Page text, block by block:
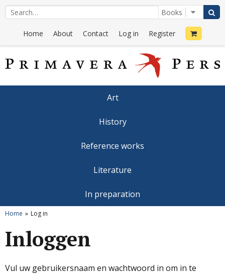
Home About Contact Log in Register
Art
History
Reference works
Literature
In preparation
Home Log in
Inloggen
Vul uw gebruikersnaam en wachtwoord in om in te